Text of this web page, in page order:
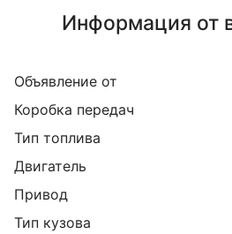
Информация от
Объявление от
Коробка передач
Тип топлива
Двигатель
Привод
Тип кузова